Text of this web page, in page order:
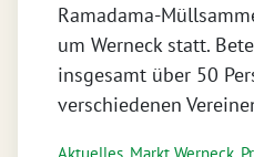
Ramadama-
um Werneck statt.
insgesamt über 50
verschiedenen
Aktuelles Markt Werneck